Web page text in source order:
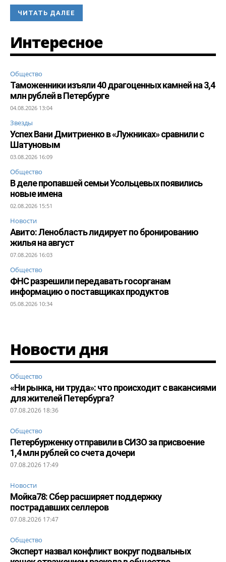
ЧИТАТЬ ДАЛЕЕ
Интересное
Общество
Таможенники изъяли 40 драгоценных камней на 3,4
млн рублей в Петербурге
04.08.2026 13:04
Звезды
Успех Вани Дмитриенко в «Лужниках» сравнили с
Шатуновым
03.08.2026 16:09
Общество
В деле пропавшей семьи Усольцевых появились
новые имена
02.08.2026 15:51
Новости
Авито: Ленобласть лидирует по бронированию
жилья на август
07.08.2026 16:03
Общество
ФНС разрешили передавать госорганам
информацию о поставщиках продуктов
05.08.2026 10:34
Новости дня
Общество
«Ни рынка, ни труда»: что происходит с вакансиями
для жителей Петербурга?
07.08.2026 18:36
Общество
Петербурженку отправили в СИЗО за присвоение
1,4 млн рублей со счета дочери
07.08.2026 17:49
Новости
Мойка78: Сбер расширяет поддержку
пострадавших селлеров
07.08.2026 17:47
Общество
Эксперт назвал конфликт вокруг подвальных